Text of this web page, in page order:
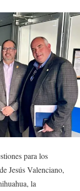
para los
Jesús Valenciano,
la